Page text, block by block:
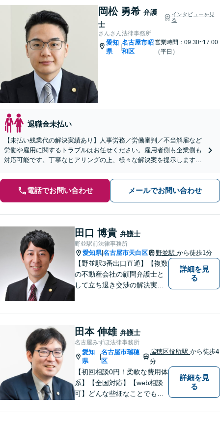
岡松 勇希 弁護
士
インタビューを見
る
さんさん法律事務所
愛知
県
名古屋市昭
和区
営業時間：09:30~17:00
（平日）
退職金未払い
【未払い残業代の解決実績あり】人事労務／労働審判／不当解雇など
労働や雇用に関するトラブルはお任せください。雇用者側も企業側も
対応可能です。丁寧なヒアリングの上、様々な解決案を提示します
電話でお問い合わせ メールでお問い合わせ
田口 博貴 弁護士
野並駅前法律事務所
愛知県|名古屋市天白区 野並駅 から徒歩1分
【野並駅3番出口直通】【複数
の不動産会社の顧問弁護士と
して立ち退き交渉の解決実績
被害者側に限る）、離婚、企
業及び個人事業主の顧問に関
する相談は初回相談無料で
す。
詳細を見
る
田本 伸雄 弁護士
名古屋みずほ法律事務所
愛知
県
名古屋市瑞穂
区
瑞穂区役所駅から徒歩4
分
【初回相談0円！柔軟な費用体
系】【全国対応】【web相談
可】どんな些細なことでもお
ターネット／削除請求や開示
詳細を見
る